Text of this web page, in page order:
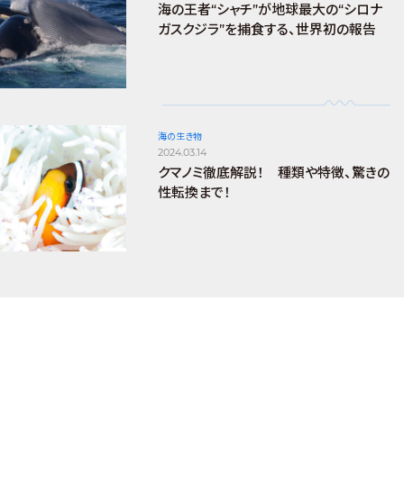
海の王者“シャチ”が地球最大の“シロナ
ガスクジラ”を捕食する、世界初の報告
海の生き物
2024.03.14
クマノミ徹底解説！ 種類や特徴、驚きの
性転換まで！